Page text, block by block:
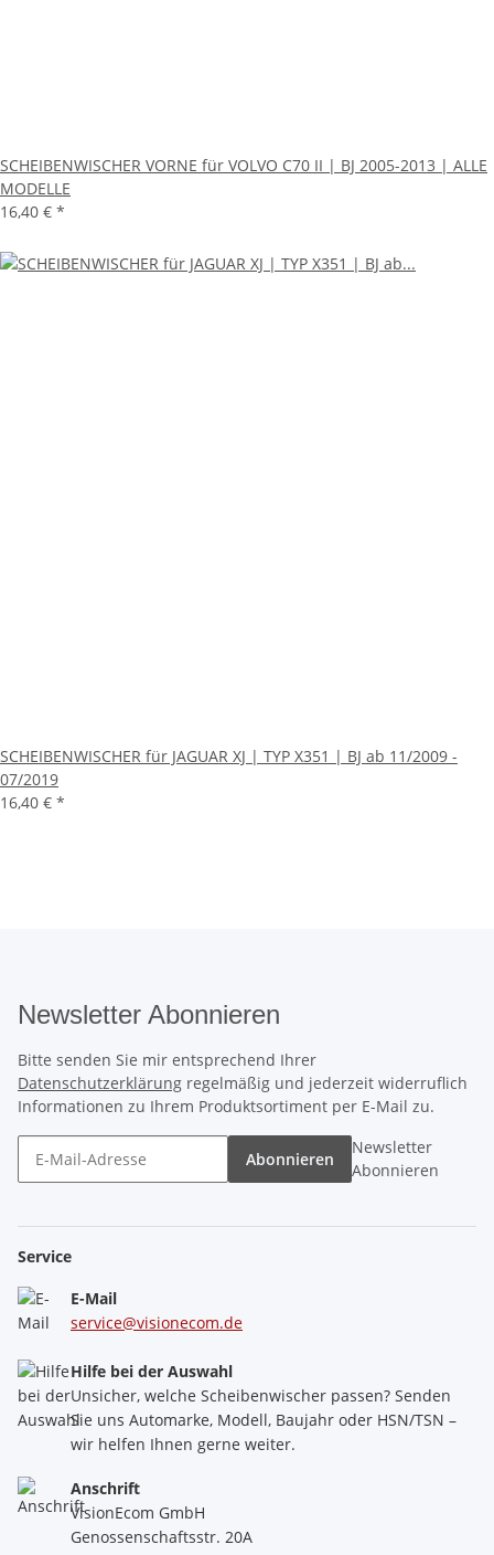
SCHEIBENWISCHER VORNE für VOLVO C70 II | BJ 2005-2013 | ALLE
MODELLE
16,40 € *
SCHEIBENWISCHER für JAGUAR XJ | TYP X351 | BJ ab 11/2009 -
07/2019
16,40 € *
Newsletter Abonnieren
Bitte senden Sie mir entsprechend Ihrer
Datenschutzerklärung regelmäßig und jederzeit widerruflich
Informationen zu Ihrem Produktsortiment per E-Mail zu.
Abonnieren
Newsletter
Abonnieren
Service
E-Mail
service@visionecom.de
Hilfe bei der Auswahl
Unsicher, welche Scheibenwischer passen? Senden
Sie uns Automarke, Modell, Baujahr oder HSN/TSN –
wir helfen Ihnen gerne weiter.
Anschrift
VisionEcom GmbH
Genossenschaftsstr. 20A